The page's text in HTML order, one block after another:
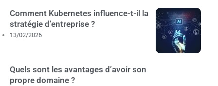
Comment Kubernetes influence-t-il la
stratégie d’entreprise ?
13/02/2026
Quels sont les avantages d’avoir son
propre domaine ?